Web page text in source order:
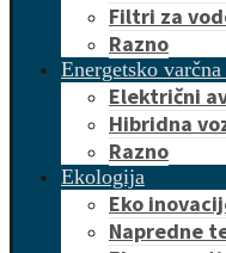
Filtri za
Razno
Energetsko
Električni
Hibridna
Razno
Ekologija
Eko
Napredne